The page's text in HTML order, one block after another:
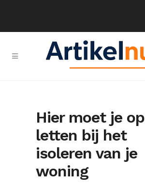
Hier moet je op
letten bij het
isoleren van je
woning